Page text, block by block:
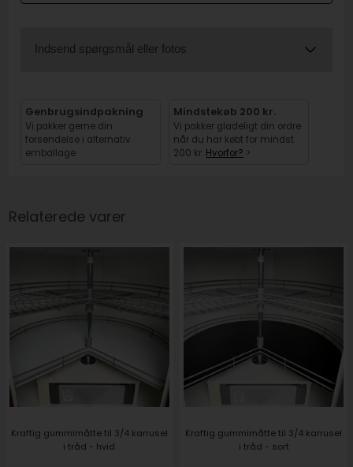
Indsend spørgsmål eller fotos
Genbrugsindpakning
Vi pakker gerne din
forsendelse i alternativ
emballage.
Mindstekøb 200 kr.
Vi pakker gladeligt din ordre
når du har købt for mindst
200 kr. Hvorfor? >
Relaterede varer
Kraftig gummimåtte til 3/4 karrusel
i tråd - hvid
Kraftig gummimåtte til 3/4 karrusel
i tråd - sort